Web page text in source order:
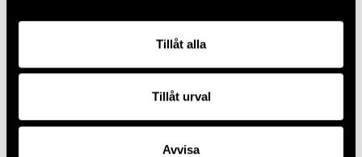
Tillåt alla
Tillåt urval
Avvisa